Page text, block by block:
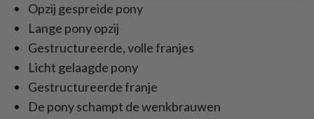
Opzij gespreide pony
Lange pony opzij
Gestructureerde, volle franjes
Licht gelaagde pony
Gestructureerde franje
De pony schampt de wenkbrauwen